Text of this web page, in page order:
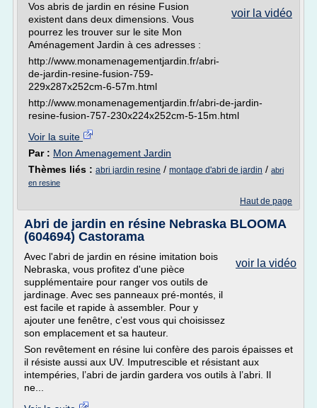
voir la vidéo
Vos abris de jardin en résine Fusion
existent dans deux dimensions. Vous
pourrez les trouver sur le site Mon
Aménagement Jardin à ces adresses :
http://www.monamenagementjardin.fr/abri-
de-jardin-resine-fusion-759-
229x287x252cm-6-57m.html
http://www.monamenagementjardin.fr/abri-de-jardin-
resine-fusion-757-230x224x252cm-5-15m.html
Voir la suite
Par : Mon Amenagement Jardin
Thèmes liés : abri jardin resine / montage d'abri de jardin / abri
en resine
Haut de page
Abri de jardin en résine Nebraska BLOOMA
(604694) Castorama
voir la vidéo
Avec l'abri de jardin en résine imitation bois
Nebraska, vous profitez d'une pièce
supplémentaire pour ranger vos outils de
jardinage. Avec ses panneaux pré-montés, il
est facile et rapide à assembler. Pour y
ajouter une fenêtre, c’est vous qui choisissez
son emplacement et sa hauteur.
Son revêtement en résine lui confère des parois épaisses et
il résiste aussi aux UV. Imputrescible et résistant aux
intempéries, l’abri de jardin gardera vos outils à l’abri. Il
ne...